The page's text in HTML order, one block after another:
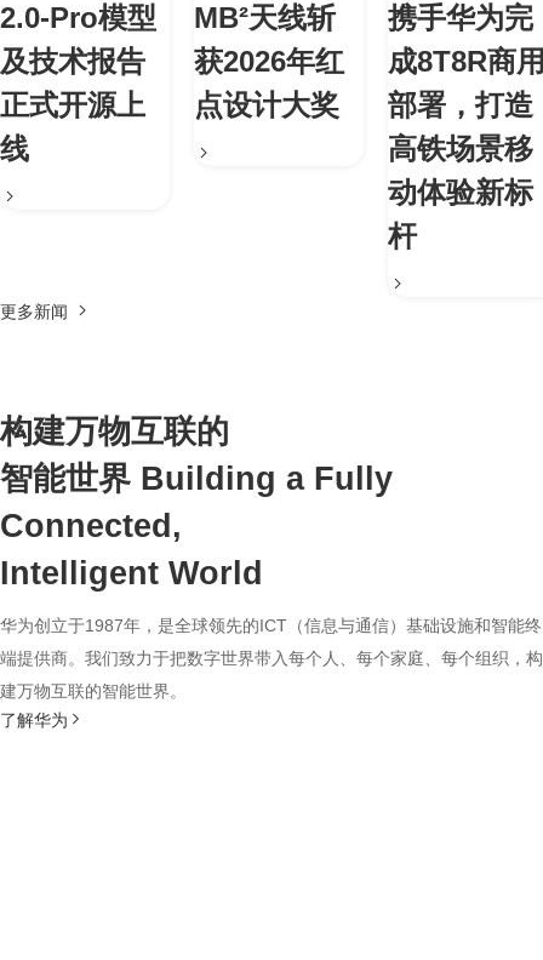
2.0-Pro模型
及技术报告
正式开源上
线
MB²天线斩
获2026年红
点设计大奖
携手华为完
成8T8R商
部署，打造
高铁场景移
动体验新标
杆
更多新闻
构建万物互联的
智能世界 Building a Fully
Connected,
Intelligent World
华为创立于1987年，是全球领先的ICT（信息与通信）基础设施和智能终
端提供商。我们致力于把数字世界带入每个人、每个家庭、每个组织，构
建万物互联的智能世界。
了解华为